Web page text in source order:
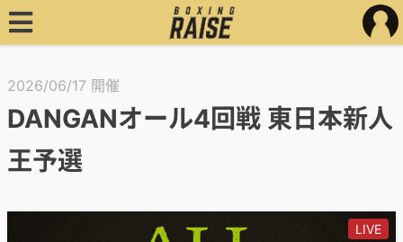
2026/06/17 開催
DANGANオール4回戦 東日本新人
王予選
LIVE